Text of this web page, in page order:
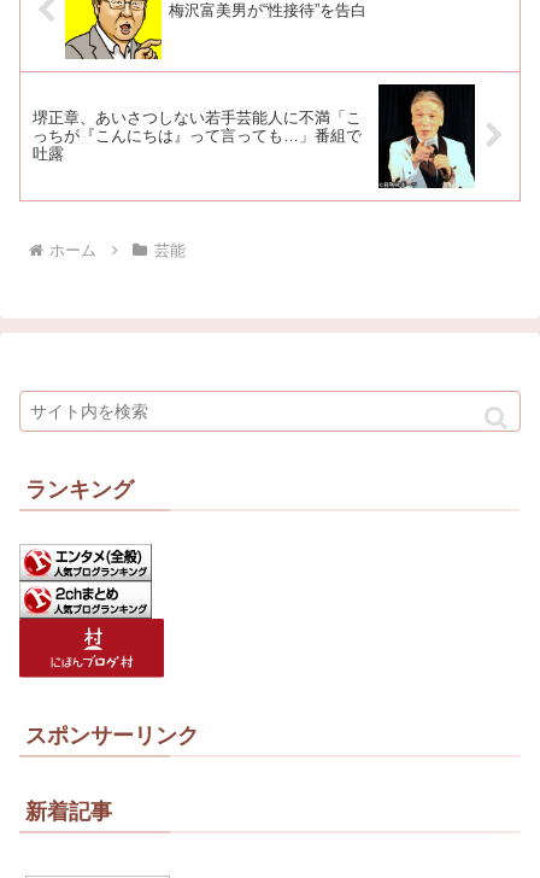
梅沢富美男が“性接待”を告白
堺正章、あいさつしない若手芸能人に不満「こ
っちが『こんにちは』って言っても…」番組で
吐露
ホーム 芸能
ランキング
スポンサーリンク
新着記事